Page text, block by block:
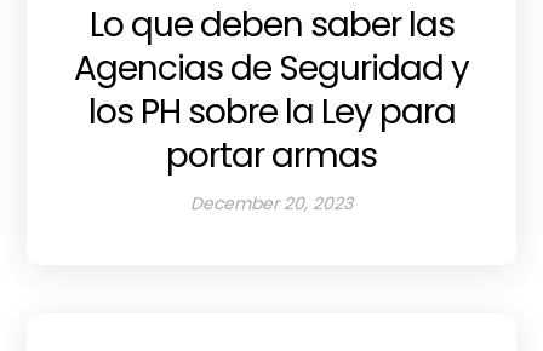
Lo que deben saber las
Agencias de Seguridad y
los PH sobre la Ley para
portar armas
December 20, 2023